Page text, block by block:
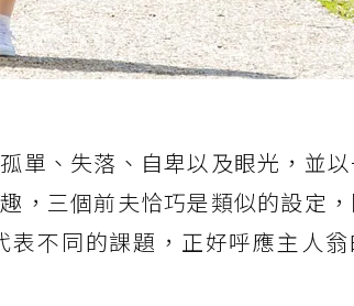
單、失落、自卑以及眼光，並
，三個前夫恰巧是類似的設定
不同的課題，正好呼應主人